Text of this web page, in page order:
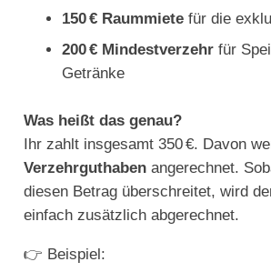
150 € Raummiete für die
200 € Mindestverzehr für
Getränke
Was heißt das genau?
Ihr zahlt insgesamt 350 €. Davon
Verzehrguthabenangerechnet.
diesen Betrag überschreitet, wird
einfach zusätzlich abgerechnet.
👉 Beispiel: